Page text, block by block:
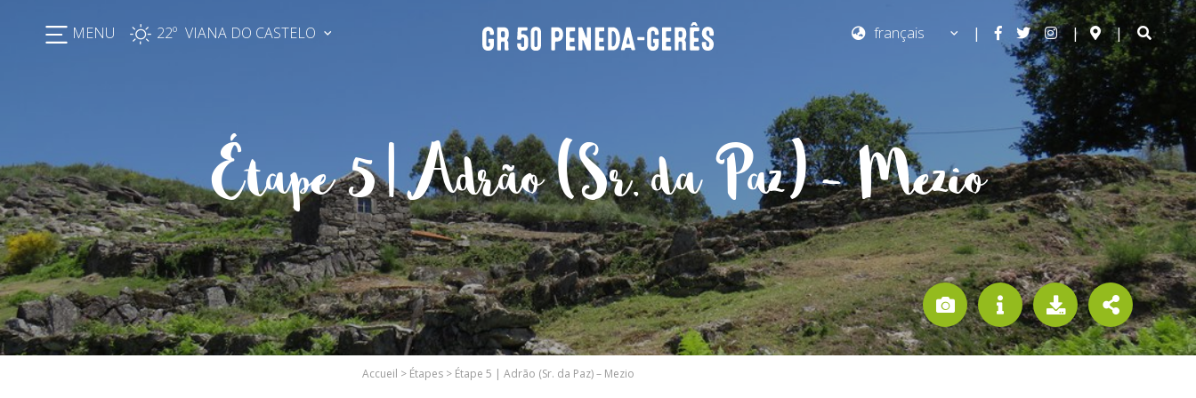
MENU 22º | | |
Étape 5 | Adrão (Sr. da Paz) – Mezio
Accueil > Étapes > Étape 5 | Adrão (Sr. da Paz) – Mezio